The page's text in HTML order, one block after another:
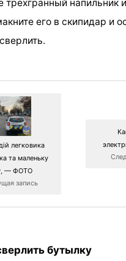
трехгранный напильник
его в скипидар и
легковика
та маленьку
— ФОТО
запись
бутылку